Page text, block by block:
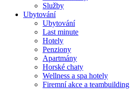
Služby
Ubytování
Ubytování
Last minute
Hotely
Penziony
Apartmány
Horské chaty
Wellness a spa hotely
Firemní akce a teambuilding